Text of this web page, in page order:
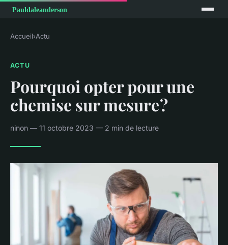
Accueil›Actu
ACTU
Pourquoi opter pour une
chemise sur mesure ?
ninon — 11 octobre 2023 — 2 min de lecture